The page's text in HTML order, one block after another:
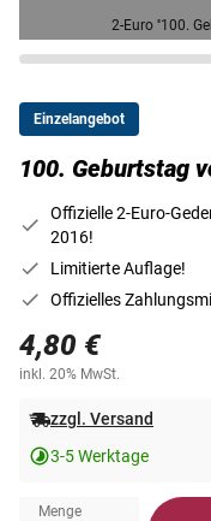
2-Euro ''100.
Einzelangebot
100. Geburtstag
Offizielle 2-Euro-
2016!
Limitierte Auflage!
Offizielles
4,80 €
inkl. 20% MwSt.
zzgl. Versand
3-5 Werktage
Menge